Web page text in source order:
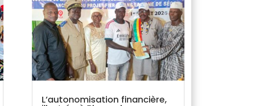
L’autonomisation financière,